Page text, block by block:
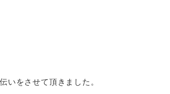
いをさせて頂きました。